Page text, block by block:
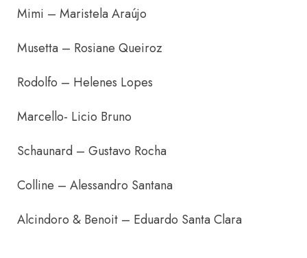
Mimi – Maristela Araújo
Musetta – Rosiane Queiroz
Rodolfo – Helenes Lopes
Marcello- Licio Bruno
Schaunard – Gustavo Rocha
Colline – Alessandro Santana
Alcindoro & Benoit – Eduardo Santa Clara